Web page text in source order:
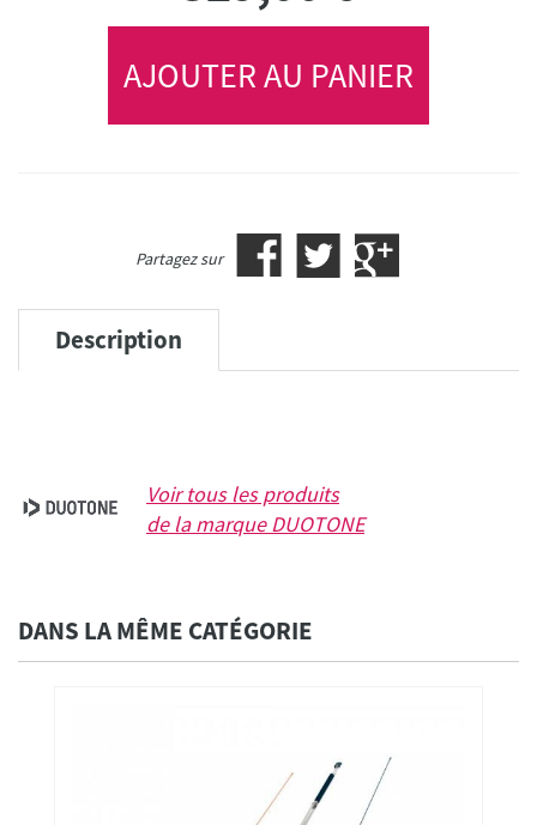
AJOUTER AU PANIER
Partagez sur
Description
Voir tous les produits
de la marqueDUOTONE
DANS LA MÊME CATÉGORIE